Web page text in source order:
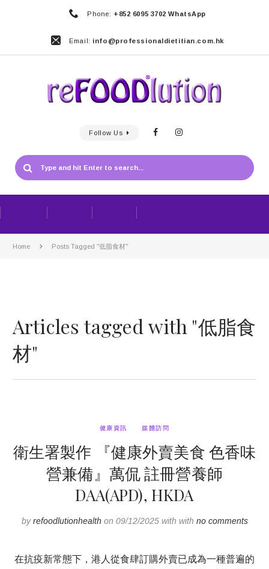
Phone: +852 6095 3702 WhatsApp
Email: info@professionaldietitian.com.hk
Follow Us
Home Posts Tagged "低脂食材"
Articles tagged with "低脂食
材"
健康資訊 媒體訪問
衛生署製作 『健康外賣美食 色香味
營兼備』萬侃 註冊營養師
DAA(APD), HKDA
byrefoodlutionhealth on 09/12/2025 with with no comments
在抗疫新常態下，港人從食肆訂購外賣已成為一種普遍的